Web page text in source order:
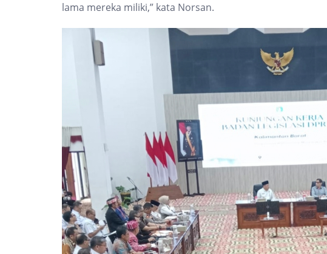
lama mereka miliki,” kata Norsan.